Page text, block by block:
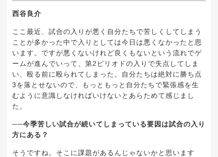
西谷良介
ここ最近、試合の入りが悪く自分たちで苦しくしてしまう
ことが多かった中で入りとしては今日は悪くなかったと思
います。ですが悪くないけれど良くもないという流れでゲ
ームが進んでいって、第2ピリオドの入りで失点してしま
い、殴る前に殴られてしまった。自分たちは絶対に勝ち点
3を落とせないので、もっともっと自分たちで緊張感を生
むように意識しなければいけないとあらためて感じまし
た。
──今季苦しい試合が続いてしまっている要因は試合の入り
方にある？
そうですね。そこに課題があるんじゃないかと思います